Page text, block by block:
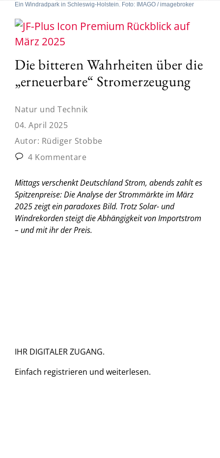
Ein Windradpark in Schleswig-Holstein. Foto: IMAGO / imagebroker
Rückblick auf
März 2025
Die bitteren Wahrheiten über die
„erneuerbare“ Stromerzeugung
Natur und Technik
04. April 2025
Autor: Rüdiger Stobbe
4 Kommentare
Mittags verschenkt Deutschland Strom, abends zahlt es
Spitzenpreise: Die Analyse der Strommärkte im März
2025 zeigt ein paradoxes Bild. Trotz Solar- und
Windrekorden steigt die Abhängigkeit von Importstrom
– und mit ihr der Preis.
IHR DIGITALER ZUGANG.
Einfach registrieren und weiterlesen.